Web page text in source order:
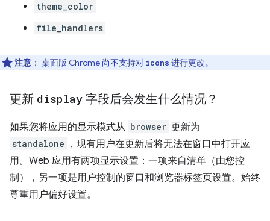
theme_color
file_handlers
注意 ： 桌面版 Chrome 尚不支持对 icons 进行更改。
更新 display 字段后会发生什么情况？
如果您将应用的显示模式从 browser 更新为
standalone
，现有用户在更新后将无法在窗口中打开应
用。Web 应用有两项显示设置：一项来自清单（由您控
制），另一项是用户控制的窗口和浏览器标签页设置。始终
尊重用户偏好设置。